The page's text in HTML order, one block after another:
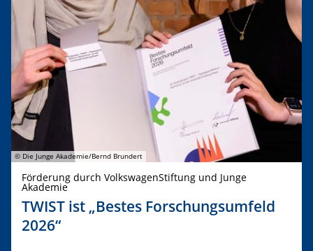
© Die Junge Akademie/Bernd Brundert
Förderung durch VolkswagenStiftung und Junge
Akademie
TWIST ist „Bestes Forschungsumfeld
2026“